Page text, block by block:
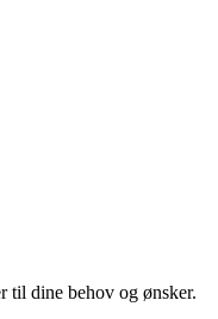
til dine behov og ønsker.